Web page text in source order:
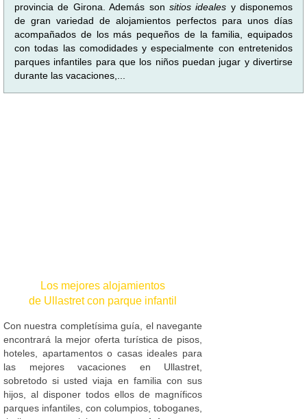
provincia de Girona. Además son sitios ideales y disponemos
de gran variedad de alojamientos perfectos para unos días
acompañados de los más pequeños de la familia, equipados
con todas las comodidades y especialmente con entretenidos
parques infantiles para que los niños puedan jugar y divertirse
durante las vacaciones,...
Los mejores alojamientos
de Ullastret con parque infantil
Con nuestra completísima guía, el navegante
encontrará la mejor oferta turística de pisos,
hoteles, apartamentos o casas ideales para
las mejores vacaciones en Ullastret,
sobretodo si usted viaja en familia con sus
hijos, al disponer todos ellos de magníficos
parques infantiles, con columpios, toboganes,